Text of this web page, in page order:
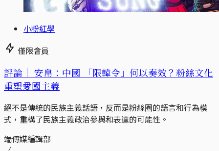
小粉紅學
僅限會員
評論｜ 安帛：中國 「限韓令」何以奏效？粉絲文化
重塑愛國主義
絕不是傳統的民族主義話語，反而是粉絲圈的語言和行為模
式，重構了民族主義政治參與和表達的可能性。
端傳媒編輯部